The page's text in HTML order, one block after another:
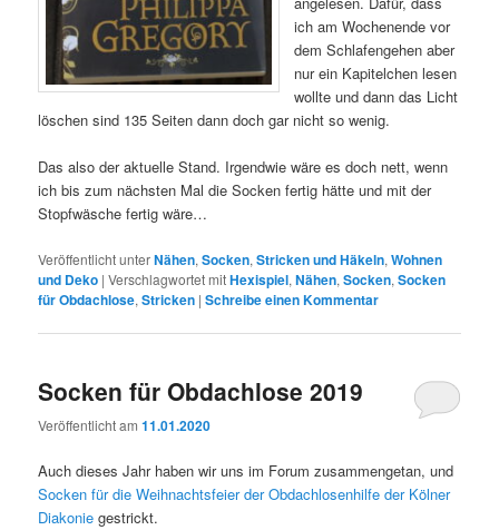
ich am Wochenende vor
dem Schlafengehen aber
nur ein Kapitelchen lesen
wollte und dann das Licht
löschen sind 135 Seiten dann doch gar nicht so wenig.
Das also der aktuelle Stand. Irgendwie wäre es doch nett, wenn
ich bis zum nächsten Mal die Socken fertig hätte und mit der
Stopfwäsche fertig wäre…
Veröffentlicht unterNähen,Socken,Stricken und Häkeln,Wohnen
und Deko |Verschlagwortet mitHexispiel,Nähen,Socken,Socken
für Obdachlose,Stricken |Schreibe einen Kommentar
Socken für Obdachlose 2019
Veröffentlicht am11.01.2020
Auch dieses Jahr haben wir uns im Forum zusammengetan, und
Socken für die Weihnachtsfeier der Obdachlosenhilfe der Kölner
Diakonie gestrickt.